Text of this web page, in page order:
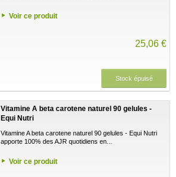
Voir ce produit
25,06 €
Stock épuisé
Vitamine A beta carotene naturel 90 gelules -
Equi Nutri
Vitamine A beta carotene naturel 90 gelules - Equi Nutri
apporte 100% des AJR quotidiens en...
Voir ce produit